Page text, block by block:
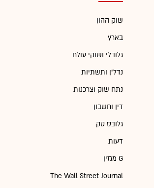
שוק ההון
בארץ
גלובלי ושוקי עולם
נדל"ן ותשתיות
נתח שוק וצרכנות
דין וחשבון
גלובס טק
דעות
מגזין G
The Wall Street Journal